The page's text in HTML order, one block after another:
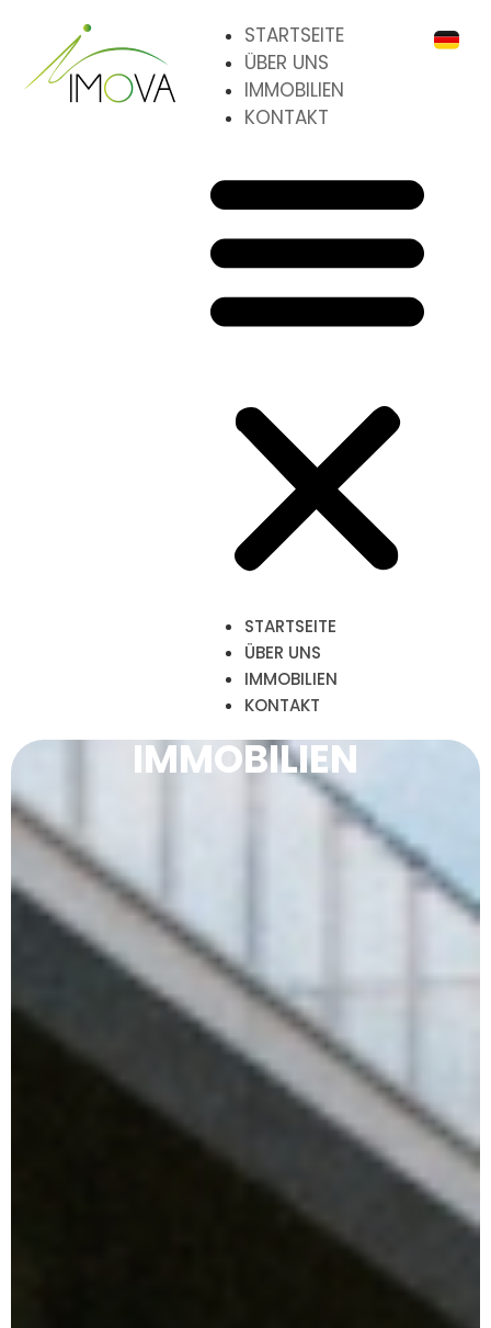
STARTSEITE
ÜBER UNS
IMMOBILIEN
KONTAKT
STARTSEITE
ÜBER UNS
IMMOBILIEN
KONTAKT
IMMOBILIEN